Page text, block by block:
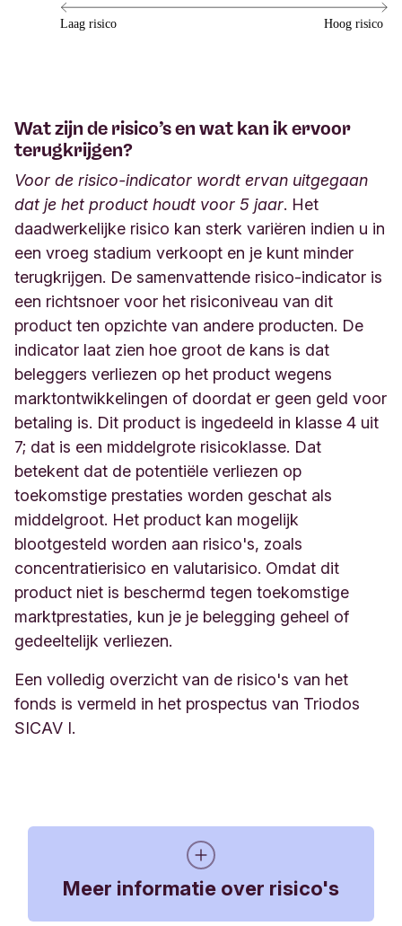
Wat zijn de risico’s en wat kan ik ervoor
terugkrijgen?
Voor de risico-indicator wordt ervan uitgegaan
dat je het product houdt voor 5 jaar. Het
daadwerkelijke risico kan sterk variëren indien u in
een vroeg stadium verkoopt en je kunt minder
terugkrijgen. De samenvattende risico-indicator is
een richtsnoer voor het risiconiveau van dit
product ten opzichte van andere producten. De
indicator laat zien hoe groot de kans is dat
beleggers verliezen op het product wegens
marktontwikkelingen of doordat er geen geld voor
betaling is. Dit product is ingedeeld in klasse 4 uit
7; dat is een middelgrote risicoklasse. Dat
betekent dat de potentiële verliezen op
toekomstige prestaties worden geschat als
middelgroot. Het product kan mogelijk
blootgesteld worden aan risico's, zoals
concentratierisico en valutarisico. Omdat dit
product niet is beschermd tegen toekomstige
marktprestaties, kun je je belegging geheel of
gedeeltelijk verliezen.
Een volledig overzicht van de risico's van het
fonds is vermeld in het prospectus van Triodos
SICAV I.
Meer informatie over risico's